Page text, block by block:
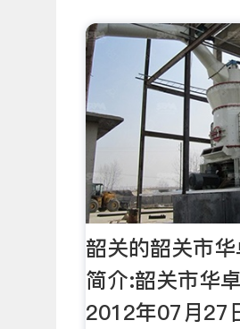
韶关的韶关市
简介:韶关市华
2012年07月27